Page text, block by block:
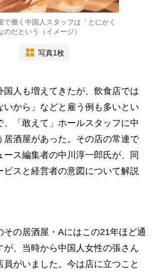
で働く中国人スタッフは「とにかく
のだという（イメージ）
写真1枚
人も増えてきたが、飲食店では
いから」などと雇う例も多いとい
、「敢えて」ホールスタッフに中
居酒屋があった。その店の常連で
ース編集者の中川淳一郎氏が、同
ビスと経営者の意図について解説
の居酒屋・Aにはこの21年ほど通
が、当時から中国人女性の張さん
員がいました。今は店に立つこと